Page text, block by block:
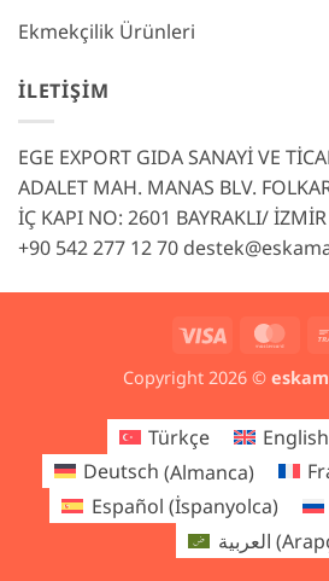
Ekmekçilik Ürünleri
İLETIŞIM
EGE EXPORT GIDA SANAYİ VE
ADALET MAH. MANAS BLV.
İÇ KAPI NO: 2601 BAYRAKLI/ İZMİR
+90 542 277 12 70
Visa
Copyright 2026 ©
Türkçe English
Deutsch (Almanca)
Español (İspanyolca)
العربية (